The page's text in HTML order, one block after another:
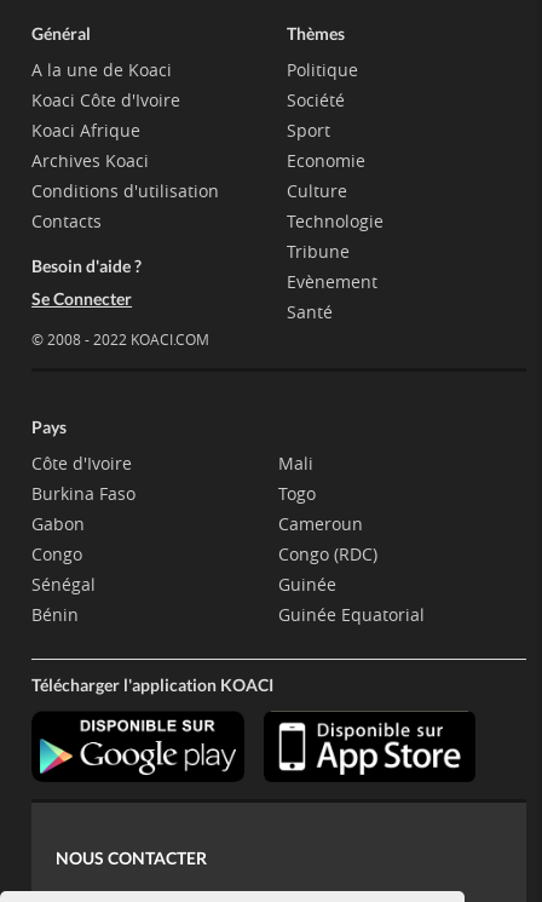
Général
A la une de Koaci
Koaci Côte d'Ivoire
Koaci Afrique
Archives Koaci
Conditions d'utilisation
Contacts
Besoin d'aide ?
Se Connecter
© 2008 - 2022 KOACI.COM
Thèmes
Politique
Société
Sport
Economie
Culture
Technologie
Tribune
Evènement
Santé
Pays
Côte d'Ivoire
Burkina Faso
Gabon
Congo
Sénégal
Bénin
Mali
Togo
Cameroun
Congo (RDC)
Guinée
Guinée Equatorial
Télécharger l'application KOACI
NOUS CONTACTER